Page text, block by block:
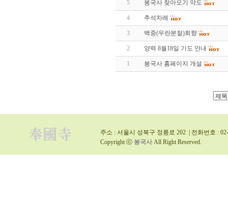
5 봉국사 찾아오기 약도
4 추석차례
3 백중(우란분절)회향
2 양력 8월18일 기도 안내
1 봉국사 홈페이지 개설
주소 : 서울시 성북구 정릉로 202 | 전화번호 :
Copyright ⓒ 봉국사 All Right Reserved.